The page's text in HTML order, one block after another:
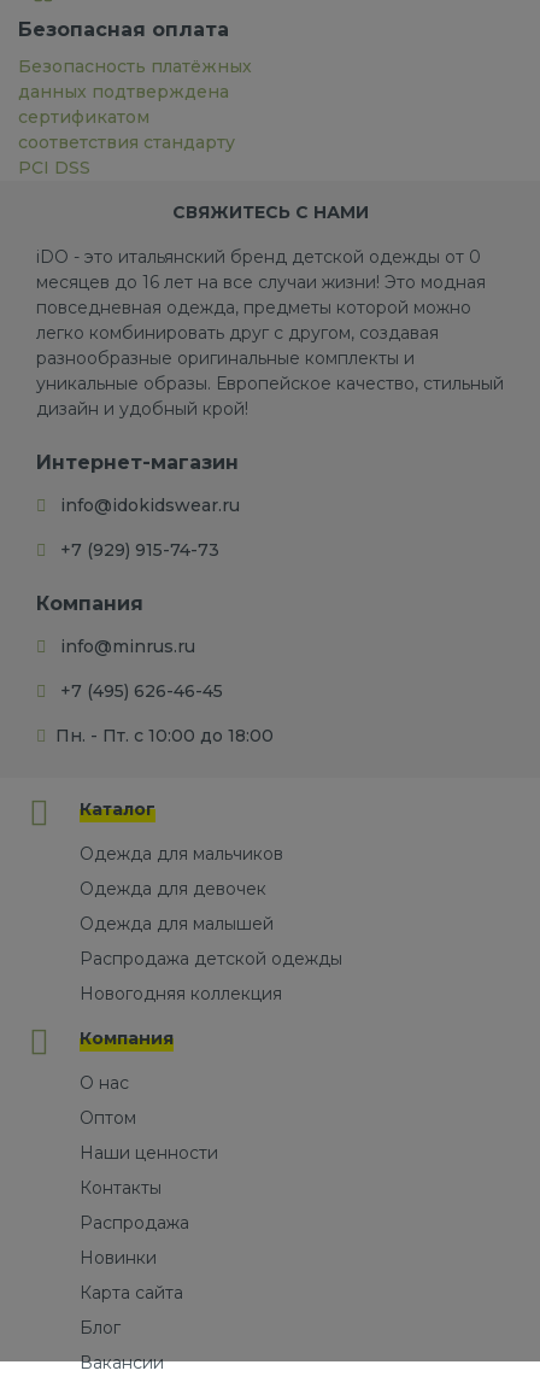
Безопасная оплата
Безопасность платёжных
данных подтверждена
сертификатом
соответствия стандарту
PCI DSS
СВЯЖИТЕСЬ С НАМИ
iDO - это итальянский бренд детской одежды от 0
месяцев до 16 лет на все случаи жизни! Это модная
повседневная одежда, предметы которой можно
легко комбинировать друг с другом, создавая
разнообразные оригинальные комплекты и
уникальные образы. Европейское качество, стильный
дизайн и удобный крой!
Интернет-магазин
info@idokidswear.ru
+7 (929) 915-74-73
Компания
info@minrus.ru
+7 (495) 626-46-45
Пн. - Пт. с 10:00 до 18:00
Каталог
Одежда для мальчиков
Одежда для девочек
Одежда для малышей
Распродажа детской одежды
Новогодняя коллекция
Компания
О нас
Оптом
Наши ценности
Контакты
Распродажа
Новинки
Карта сайта
Блог
Вакансии